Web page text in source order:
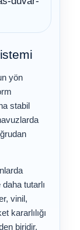
yön
stabil
tutarlı
vinil,
kararlılığı
biridir.